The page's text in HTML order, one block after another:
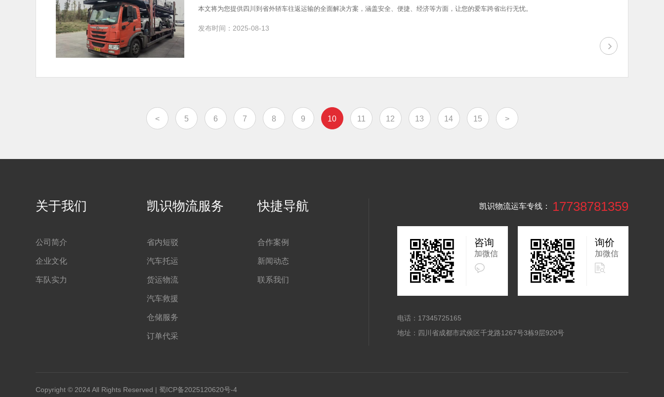
本文将为您提供四川到省外轿车往返运输的全面解决方案，涵盖安全、便捷、经济等方面，让您的爱车跨省出行无忧。
发布时间：2025-08-13
< 5 6 7 8 9 10 11 12 13 14 15 >
关于我们
公司简介
企业文化
车队实力
凯识物流服务
省内短驳
汽车托运
货运物流
汽车救援
仓储服务
订单代采
快捷导航
合作案例
新闻动态
联系我们
凯识物流运车专线： 17738781359
咨询
加微信
询价
加微信
电话：17345725165
地址：四川省成都市武侯区千龙路1267号3栋9层920号
Copyright © 2024 All Rights Reserved | 蜀ICP备2025120620号-4